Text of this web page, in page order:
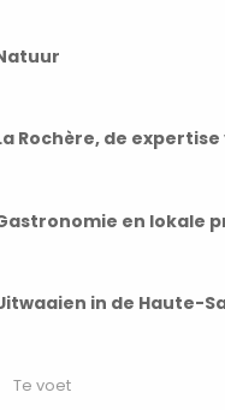
Rochère, de
en lokale
in de Haute-
Te voet